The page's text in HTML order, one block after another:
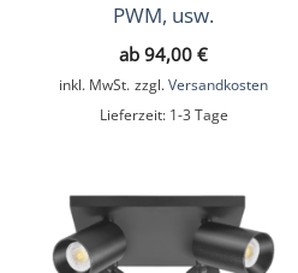
PWM, usw.
ab 94,00 €
inkl. MwSt. zzgl. Versandkosten
Lieferzeit: 1-3 Tage